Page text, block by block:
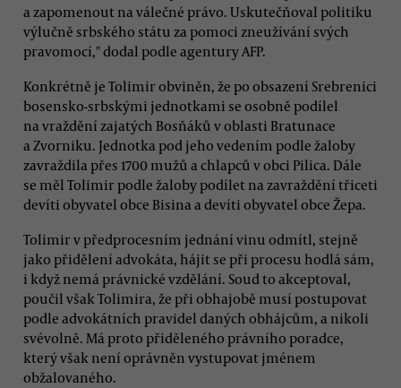
a zapomenout na válečné právo. Uskutečňoval politiku
výlučně srbského státu za pomoci zneužívání svých
pravomocí," dodal podle agentury AFP.
Konkrétně je Tolimir obviněn, že po obsazení Srebrenici
bosensko-srbskými jednotkami se osobně podílel
na vraždění zajatých Bosňáků v oblasti Bratunace
a Zvorniku. Jednotka pod jeho vedením podle žaloby
zavraždila přes 1700 mužů a chlapců v obci Pilica. Dále
se měl Tolimir podle žaloby podílet na zavraždění třiceti
devíti obyvatel obce Bisina a devíti obyvatel obce Žepa.
Tolimir v předprocesním jednání vinu odmítl, stejně
jako přidělení advokáta, hájit se při procesu hodlá sám,
i když nemá právnické vzdělání. Soud to akceptoval,
poučil však Tolimira, že při obhajobě musí postupovat
podle advokátních pravidel daných obhájcům, a nikoli
svévolně. Má proto přiděleného právního poradce,
který však není oprávněn vystupovat jménem
obžalovaného.